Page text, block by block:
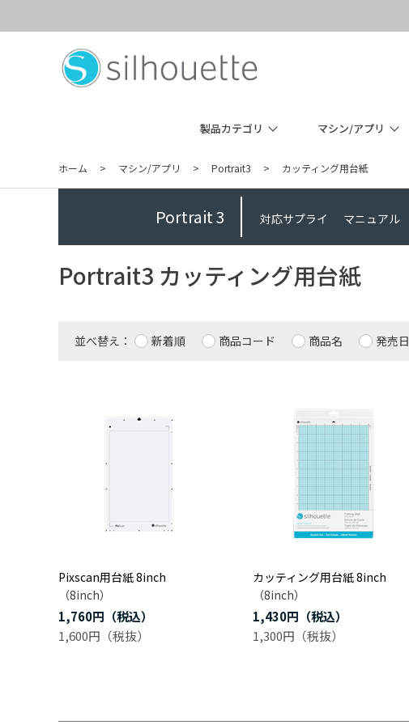
製品カテゴリ マシン/アプリ
ホーム > マシン/アプリ > Portrait3 > カッティング用台紙
Portrait 3 対応サプライ マニュアル
Portrait3 カッティング用台紙
並べ替え： 新着順 商品コード 商品名 発売日
Pixscan用台紙 8inch
（8inch）
1,760円
1,600円
カッティング用台紙 8inch
（8inch）
1,430円
1,300円